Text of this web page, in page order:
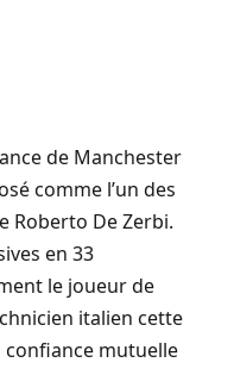
de Manchester
comme l’un des
Roberto De Zerbi.
en 33
le joueur de
italien cette
confiance mutuelle